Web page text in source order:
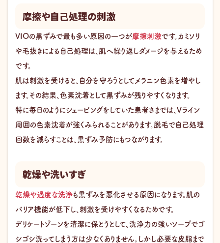
摩擦や自己処理の刺激
VIOの黒ずみで最も多い原因の一つが摩擦刺激です。カミソリ
や毛抜きによる自己処理は、肌へ繰り返しダメージを与えるため
です。
肌は刺激を受けると、自分を守ろうとしてメラニン色素を増やし
ます。その結果、色素沈着として黒ずみが残りやすくなります。
特に毎日のようにシェービングをしていた患者さまでは、Vライン
周囲の色素沈着が強くみられることがあります。脱毛で自己処理
回数を減らすことは、黒ずみ予防にもつながります。
乾燥や洗いすぎ
乾燥や過度な洗浄も黒ずみを悪化させる原因になります。肌の
バリア機能が低下し、刺激を受けやすくなるためです。
デリケートゾーンを清潔に保とうとして、洗浄力の強いソープでゴ
シゴシ洗ってしまう方は少なくありません。しかし必要な皮脂まで